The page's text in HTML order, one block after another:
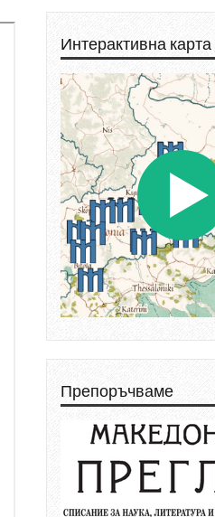
Интерактивна карта
Препоръчваме